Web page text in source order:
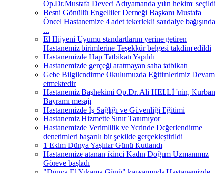
Op.Dr.Mustafa Deveci Adıyamanda yılın hekimi seçildi
Besni Gönüllü Engelliler Derneği Başkanı Mustafa
Öncel Hastanemize 4 adet tekerlekli sandalye bağışında
...
El Hijyeni Uyumu standartlarını yerine getiren
Hastanemiz birimlerine Teşekkür belgesi takdim edildi
Hastanemizde Hap Tatbikatı Yapıldı
Hastanemizde gerçeği aratmayan saha tatbikatı
Gebe Bilgilendirme Okulumuzda Eğitimlerimiz Devam
etmektedir
Hastanemiz Başhekimi Op.Dr. Ali HELLİ 'nin, Kurban
Bayramı mesajı
Hastanemizde İş Sağlığı ve Güvenliği Eğitimi
Hastanemiz Hizmette Sınır Tanımıyor
Hastanemizde Verimlilik ve Yerinde Değerlendirme
denetimleri başarılı bir şekilde gerçekleştirildi
1 Ekim Dünya Yaşlılar Günü Kutlandı
Hastanemize atanan ikinci Kadın Doğum Uzmanımız
Göreve başladı